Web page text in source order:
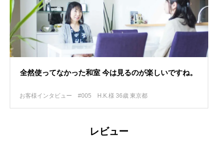
全然使ってなかった和室 今は見るのが楽しいですね。
お客様インタビュー #005 H.K.様 36歳 東京都
レビュー